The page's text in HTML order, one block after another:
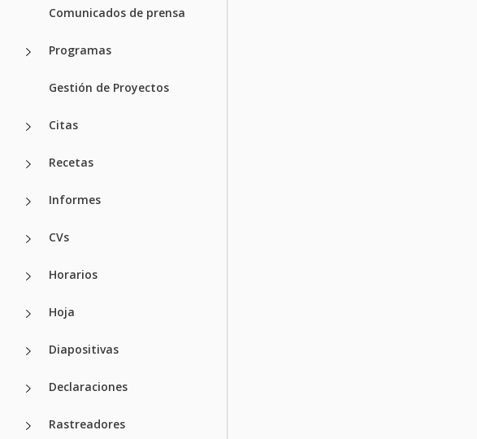
Comunicados de prensa
Programas
Gestión de Proyectos
Citas
Recetas
Informes
CVs
Horarios
Hoja
Diapositivas
Declaraciones
Rastreadores